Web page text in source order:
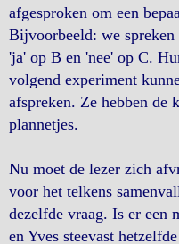
afgesproken om een
Bijvoorbeeld: we
'ja' op B en 'nee' op C.
volgend experiment
afspreken. Ze hebben
plannetjes.
Nu moet de lezer zich
voor het telkens
dezelfde vraag. Is er een
en Yves steevast